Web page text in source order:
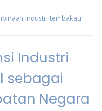
industri tembakau
Industri
sebagai
Negara